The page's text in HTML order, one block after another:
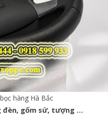
hàng Hà Bắc
đèn, gốm sứ, tượng …